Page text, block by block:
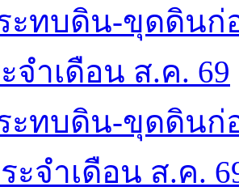
ะทบดิน-ขุดดินก่
จำเดือน ส.ค. 69
ะทบดิน-ขุดดินก่
ะจำเดือน ส.ค.